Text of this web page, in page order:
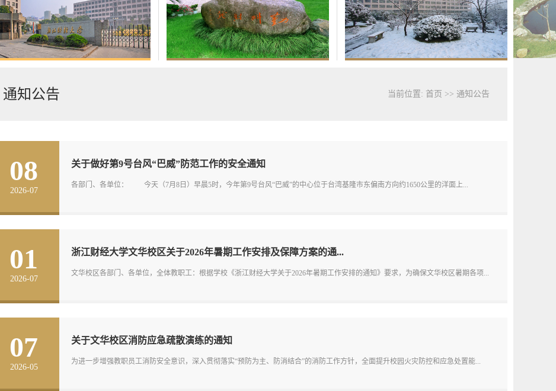
通知公告 当前位置: 首页 >> 通知公告
08
2026-07
关于做好第9号台风“巴威”防范工作的安全通知
各部门、各单位： 今天（7月8日）早晨5时，今年第9号台风“巴威”的中心位于台湾基隆市东偏南方向约1650公里的洋面上...
01
2026-07
浙江财经大学文华校区关于2026年暑期工作安排及保障方案的通...
文华校区各部门、各单位，全体教职工：根据学校《浙江财经大学关于2026年暑期工作安排的通知》要求，为确保文华校区暑期各项...
07
2026-05
关于文华校区消防应急疏散演练的通知
为进一步增强教职员工消防安全意识，深入贯彻落实“预防为主、防消结合”的消防工作方针，全面提升校园火灾防控和应急处置能...